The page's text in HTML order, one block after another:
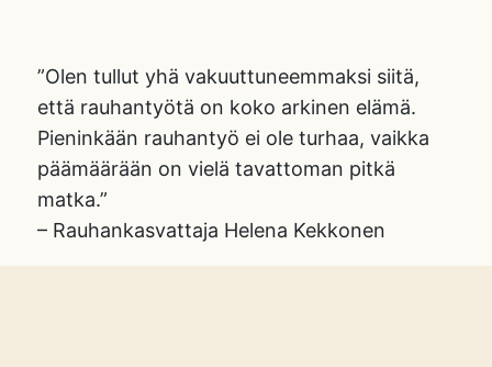
”Olen tullut yhä vakuuttuneemmaksi siitä,
että rauhantyötä on koko arkinen elämä.
Pieninkään rauhantyö ei ole turhaa, vaikka
päämäärään on vielä tavattoman pitkä
matka.”
– Rauhankasvattaja Helena Kekkonen